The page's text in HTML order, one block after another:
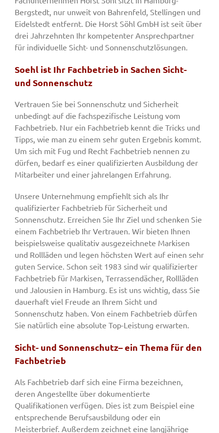
Bergstedt, nur unweit von Bahrenfeld, Stellingen und
Eidelstedt entfernt. Die Horst Söhl GmbH ist seit über
drei Jahrzehnten Ihr kompetenter Ansprechpartner
für individuelle Sicht- und Sonnenschutzlösungen.
Soehl ist Ihr Fachbetrieb in Sachen Sicht-
und Sonnenschutz
Vertrauen Sie bei Sonnenschutz und Sicherheit
unbedingt auf die fachspezifische Leistung vom
Fachbetrieb. Nur ein Fachbetrieb kennt die Tricks und
Tipps, wie man zu einem sehr guten Ergebnis kommt.
Um sich mit Fug und Recht Fachbetrieb nennen zu
dürfen, bedarf es einer qualifizierten Ausbildung der
Mitarbeiter und einer jahrelangen Erfahrung.
Unsere Unternehmung empfiehlt sich als Ihr
qualifizierter Fachbetrieb für Sicherheit und
Sonnenschutz. Erreichen Sie Ihr Ziel und schenken Sie
einem Fachbetrieb Ihr Vertrauen. Wir bieten Ihnen
beispielsweise qualitativ ausgezeichnete Markisen
und Rollläden und legen höchsten Wert auf einen sehr
guten Service. Schon seit 1983 sind wir qualifizierter
Fachbetrieb für Markisen, Terrassendächer, Rollläden
und Jalousien in Hamburg. Es ist uns wichtig, dass Sie
dauerhaft viel Freude an Ihrem Sicht und
Sonnenschutz haben. Von einem Fachbetrieb dürfen
Sie natürlich eine absolute Top-Leistung erwarten.
Sicht- und Sonnenschutz– ein Thema für den
Fachbetrieb
Als Fachbetrieb darf sich eine Firma bezeichnen,
deren Angestellte über dokumentierte
Qualifikationen verfügen. Dies ist zum Beispiel eine
entsprechende Berufsausbildung oder ein
Meisterbrief. Außerdem zeichnet eine langjährige